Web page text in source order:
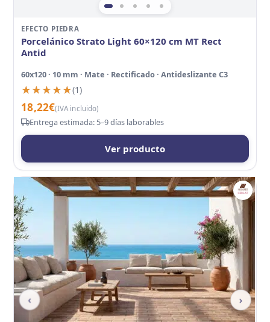
EFECTO PIEDRA
Porcelánico Strato Light 60×120 cm MT Rect
Antid
60x120 · 10 mm · Mate · Rectificado · Antideslizante C3
★★★★★
★★★★★(1)
18,22€(IVA incluido)
Entrega estimada: 5–9 días laborables
Ver producto
‹ ›